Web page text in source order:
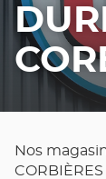
Nos